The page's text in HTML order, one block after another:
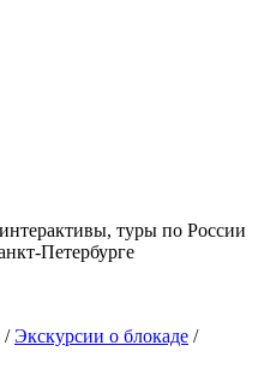
туры по России
Петербурге
/ Экскурсии о блокаде /